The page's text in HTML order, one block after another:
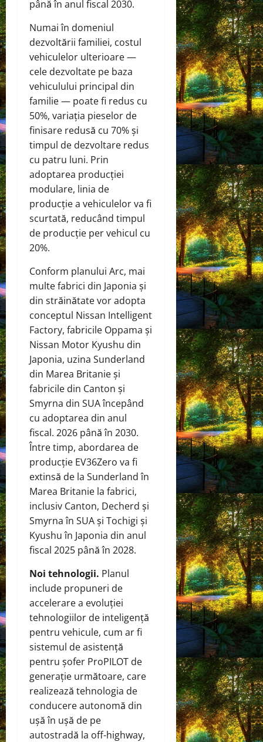
până în anul fiscal 2030.
Numai în domeniul
dezvoltării familiei, costul
vehiculelor ulterioare —
cele dezvoltate pe baza
vehiculului principal din
familie — poate fi redus cu
50%, variația pieselor de
finisare redusă cu 70% și
timpul de dezvoltare redus
cu patru luni. Prin
adoptarea producției
modulare, linia de
producție a vehiculelor va fi
scurtată, reducând timpul
de producție per vehicul cu
20%.
Conform planului Arc, mai
multe fabrici din Japonia și
din străinătate vor adopta
conceptul Nissan Intelligent
Factory, fabricile Oppama și
Nissan Motor Kyushu din
Japonia, uzina Sunderland
din Marea Britanie și
fabricile din Canton și
Smyrna din SUA începând
cu adoptarea din anul
fiscal. 2026 până în 2030.
Între timp, abordarea de
producție EV36Zero va fi
extinsă de la Sunderland în
Marea Britanie la fabrici,
inclusiv Canton, Decherd și
Smyrna în SUA și Tochigi și
Kyushu în Japonia din anul
fiscal 2025 până în 2028.
Noi tehnologii. Planul
include propuneri de
accelerare a evoluției
tehnologiilor de inteligență
pentru vehicule, cum ar fi
sistemul de asistență
pentru șofer ProPILOT de
generație următoare, care
realizează tehnologia de
conducere autonomă din
ușă în ușă de pe
autostradă la off-highway,